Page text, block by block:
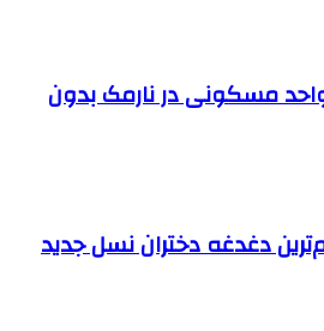
واحد مسکونی در نارمک بدون
دغدغه دختران نسل جدید